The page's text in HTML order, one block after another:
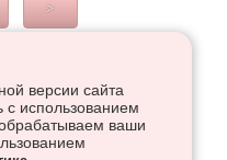
>
войти или
версии сайта
с использованием
ваши